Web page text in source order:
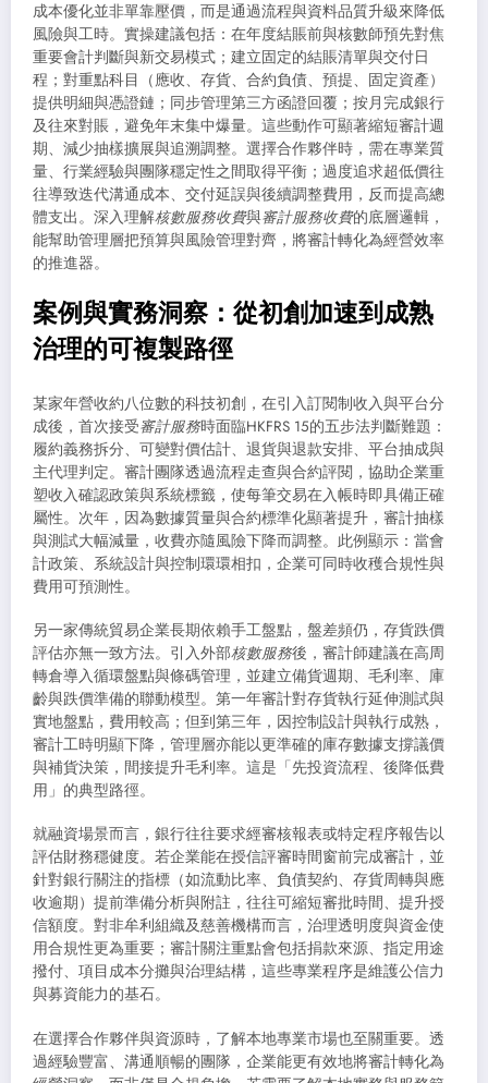
成本優化並非單靠壓價，而是通過流程與資料品質升級來降低
風險與工時。實操建議包括：在年度結賬前與核數師預先對焦
重要會計判斷與新交易模式；建立固定的結賬清單與交付日
程；對重點科目（應收、存貨、合約負債、預提、固定資產）
提供明細與憑證鏈；同步管理第三方函證回覆；按月完成銀行
及往來對賬，避免年末集中爆量。這些動作可顯著縮短審計週
期、減少抽樣擴展與追溯調整。選擇合作夥伴時，需在專業質
量、行業經驗與團隊穩定性之間取得平衡；過度追求超低價往
往導致迭代溝通成本、交付延誤與後續調整費用，反而提高總
體支出。深入理解核數服務收費與審計服務收費的底層邏輯，
能幫助管理層把預算與風險管理對齊，將審計轉化為經營效率
的推進器。
案例與實務洞察：從初創加速到成熟
治理的可複製路徑
某家年營收約八位數的科技初創，在引入訂閱制收入與平台分
成後，首次接受審計服務時面臨HKFRS 15的五步法判斷難題：
履約義務拆分、可變對價估計、退貨與退款安排、平台抽成與
主代理判定。審計團隊透過流程走查與合約評閱，協助企業重
塑收入確認政策與系統標籤，使每筆交易在入帳時即具備正確
屬性。次年，因為數據質量與合約標準化顯著提升，審計抽樣
與測試大幅減量，收費亦隨風險下降而調整。此例顯示：當會
計政策、系統設計與控制環環相扣，企業可同時收穫合規性與
費用可預測性。
另一家傳統貿易企業長期依賴手工盤點，盤差頻仍，存貨跌價
評估亦無一致方法。引入外部核數服務後，審計師建議在高周
轉倉導入循環盤點與條碼管理，並建立備貨週期、毛利率、庫
齡與跌價準備的聯動模型。第一年審計對存貨執行延伸測試與
實地盤點，費用較高；但到第三年，因控制設計與執行成熟，
審計工時明顯下降，管理層亦能以更準確的庫存數據支撐議價
與補貨決策，間接提升毛利率。這是「先投資流程、後降低費
用」的典型路徑。
就融資場景而言，銀行往往要求經審核報表或特定程序報告以
評估財務穩健度。若企業能在授信評審時間窗前完成審計，並
針對銀行關注的指標（如流動比率、負債契約、存貨周轉與應
收逾期）提前準備分析與附註，往往可縮短審批時間、提升授
信額度。對非牟利組織及慈善機構而言，治理透明度與資金使
用合規性更為重要；審計關注重點會包括捐款來源、指定用途
撥付、項目成本分攤與治理結構，這些專業程序是維護公信力
與募資能力的基石。
在選擇合作夥伴與資源時，了解本地專業市場也至關重要。透
過經驗豐富、溝通順暢的團隊，企業能更有效地將審計轉化為